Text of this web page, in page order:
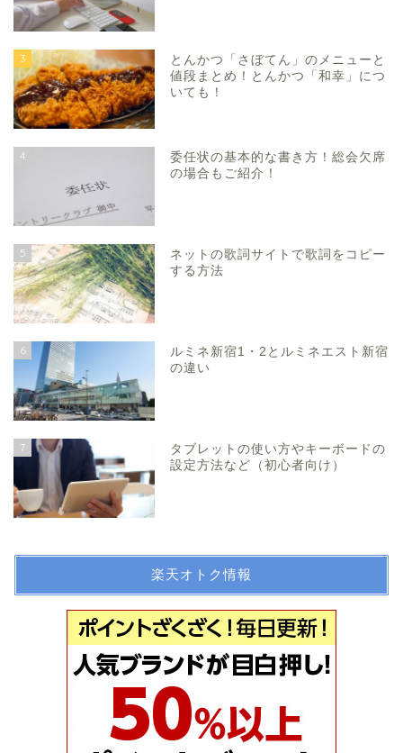
3
とんかつ「さぼてん」のメニューと
値段まとめ！とんかつ「和幸」につ
いても！
4
委任状の基本的な書き方！総会欠席
の場合もご紹介！
5
ネットの歌詞サイトで歌詞をコピー
する方法
6
ルミネ新宿1・2とルミネエスト新宿
の違い
7
タブレットの使い方やキーボードの
設定方法など（初心者向け）
楽天オトク情報